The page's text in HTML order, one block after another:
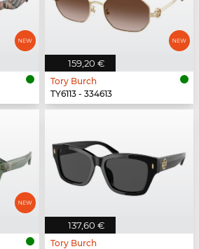
159,20 €
Tory Burch
TY6113 - 334613
137,60 €
Tory Burch